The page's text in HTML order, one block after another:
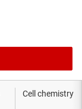
Cell chemistry